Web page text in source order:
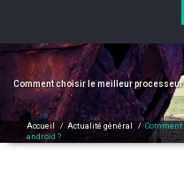
Comment choisir le meilleur
Accueil / Actualité général /
android ?